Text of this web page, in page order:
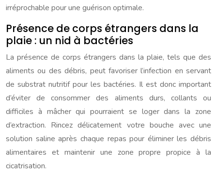
irréprochable pour une guérison optimale.
Présence de corps étrangers dans la
plaie : un nid à bactéries
La présence de corps étrangers dans la plaie, tels que des
aliments ou des débris, peut favoriser l’infection en servant
de substrat nutritif pour les bactéries. Il est donc important
d’éviter de consommer des aliments durs, collants ou
difficiles à mâcher qui pourraient se loger dans la zone
d’extraction. Rincez délicatement votre bouche avec une
solution saline après chaque repas pour éliminer les débris
alimentaires et maintenir une zone propre propice à la
cicatrisation.